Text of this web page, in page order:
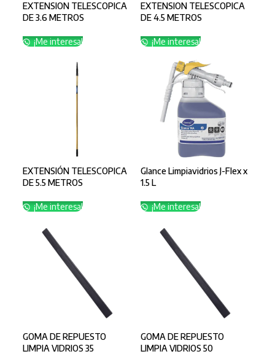
EXTENSION TELESCOPICA
DE 3.6 METROS
¡Me interesa!
EXTENSION TELESCOPICA
DE 4.5 METROS
¡Me interesa!
EXTENSIÓN TELESCOPICA
DE 5.5 METROS
¡Me interesa!
Glance Limpiavidrios J-Flex x
1.5 L
¡Me interesa!
GOMA DE REPUESTO
LIMPIA VIDRIOS 35
GOMA DE REPUESTO
LIMPIA VIDRIOS 50